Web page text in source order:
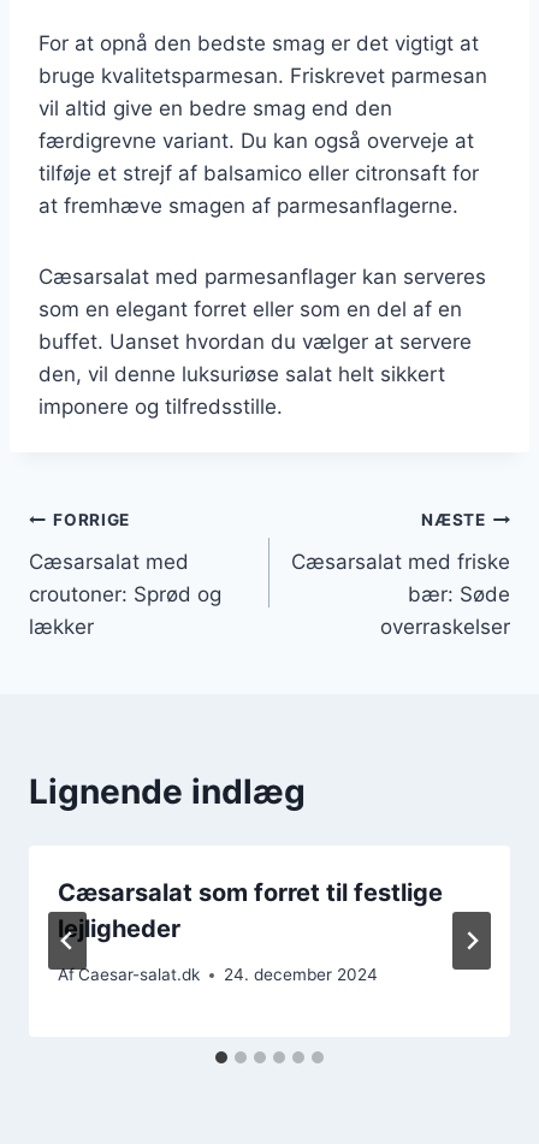
For at opnå den bedste smag er det vigtigt at
bruge kvalitetsparmesan. Friskrevet parmesan
vil altid give en bedre smag end den
færdigrevne variant. Du kan også overveje at
tilføje et strejf af balsamico eller citronsaft for
at fremhæve smagen af parmesanflagerne.
Cæsarsalat med parmesanflager kan serveres
som en elegant forret eller som en del af en
buffet. Uanset hvordan du vælger at servere
den, vil denne luksuriøse salat helt sikkert
imponere og tilfredsstille.
Indlægsnavigation
FORRIGE
Cæsarsalat med
croutoner: Sprød og
lækker
NÆSTE
Cæsarsalat med friske
bær: Søde
overraskelser
Lignende indlæg
Cæsarsalat som forret til festlige
lejligheder
AfCaesar-salat.dk 24. december 2024